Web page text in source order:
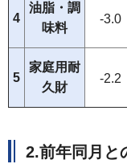
4
油脂・調
味料
-3.0
5
家庭用耐
久財
-2.2
2.前年同月と